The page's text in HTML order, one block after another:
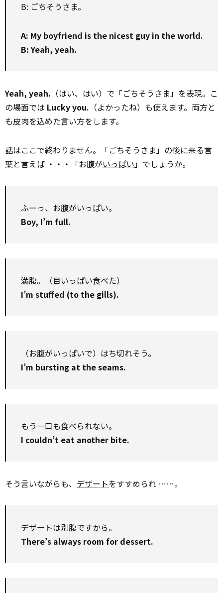
B: ごちそうさま。
A: My boyfriend is the nicest guy in the world.
B: Yeah, yeah.
Yeah, yeah. （はい、はい）で「ごちそうさま」を表現。こ
の場面では Lucky you. （よかったね）も使えます。両方と
も皮肉を込めた言い方をします。
話はここで終わりません。「ごちそうさま」の後に来る言
葉と言えば ・・・「お腹がいっぱい」でしょうか。
ふーっ、お腹がいっぱい。
Boy, I’m full.
満腹。（目いっぱい食べた）
I’m stuffed (to the gills).
（お腹がいっぱいで）はち切れそう。
I’m bursting at the seams.
もう一口も食べられない。
I couldn’t eat another bite.
そう言いながらも、 デザートをすすめられ ……。
デザートは別腹ですから。
There’s always room for dessert.